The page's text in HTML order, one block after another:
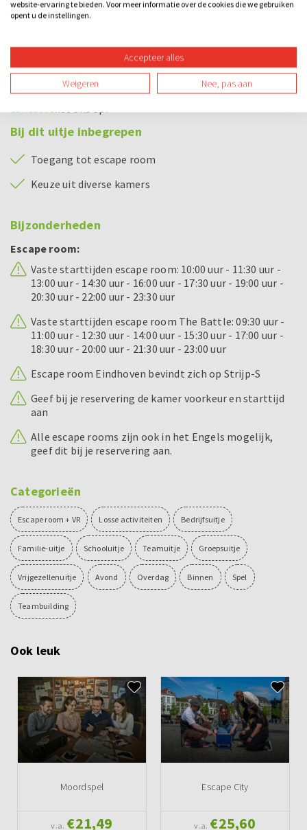
spelen.
zoals een quiz of citygame, ideaal als je een compleet
bedrijfsuitje wilt boeken of een escape room met eten
zoekt. Vraag vrijblijvend een offerte aan en neem bij vragen
contact met ons op.
Bij dit uitje inbegrepen
Toegang tot escape room
Keuze uit diverse kamers
Bijzonderheden
Escape room:
Vaste starttijden escape room: 10:00 uur - 11:30 uur -
13:00 uur - 14:30 uur - 16:00 uur - 17:30 uur - 19:00 uur -
20:30 uur - 22:00 uur - 23:30 uur
Vaste starttijden escape room The Battle: 09:30 uur -
11:00 uur - 12:30 uur - 14:00 uur - 15:30 uur - 17:00 uur -
18:30 uur - 20:00 uur - 21:30 uur - 23:00 uur
Escape room Eindhoven bevindt zich op Strijp-S
Geef bij je reservering de kamer voorkeur en starttijd
aan
Alle escape rooms zijn ook in het Engels mogelijk,
geef dit bij je reservering aan.
Categorieën
Escape room + VR Losse activiteiten Bedrijfsuitje
Familie-uitje Schooluitje Teamuitje Groepsuitje
Vrijgezellenuitje Avond Overdag Binnen Spel
Teambuilding
Ook leuk
Moordspel
v.a. €21,49
Escape City
v.a. €25,60
website-ervaring te bieden. Voor meer informatie over de cookies die we gebruiken
opent u de instellingen.
Accepteer alles
Weigeren Nee, pas aan